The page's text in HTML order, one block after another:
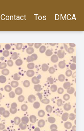
Contact Tos DMCA